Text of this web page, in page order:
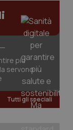
più
servono
Tutti gli speciali